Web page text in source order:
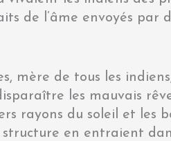
de l’âme envoyés par
mère de tous les
les mauvais
rayons du soleil et les
structure en entraient